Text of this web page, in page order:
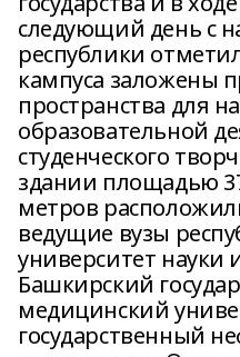
следующий день с
республики
кампуса заложены
пространства для
образовательной
студенческого
здании площадью
метров
ведущие вузы
университет науки
Башкирский
медицинский
государственный